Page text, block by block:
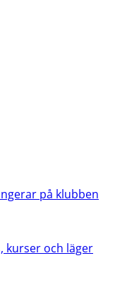
på klubben
kurser och läger